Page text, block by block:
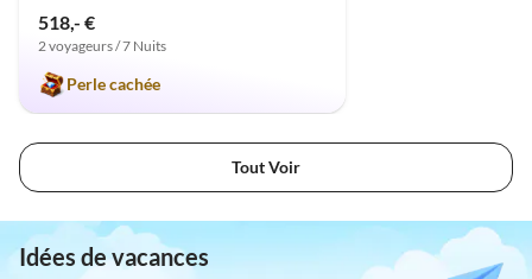
518,- €
2 voyageurs / 7 Nuits
Perle cachée
Tout Voir
Idées de vacances